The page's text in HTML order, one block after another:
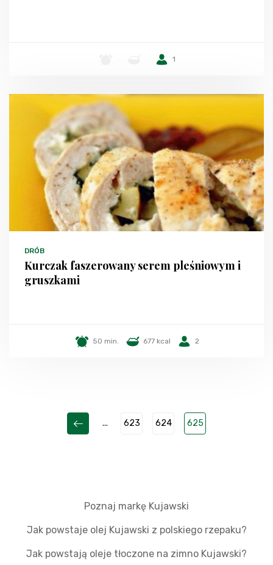
1
DRÓB
Kurczak faszerowany serem pleśniowym i
gruszkami
50 min. 677 kcal 2
... 623 624 625
Poznaj markę Kujawski
Jak powstaje olej Kujawski z polskiego rzepaku?
Jak powstają oleje tłoczone na zimno Kujawski?